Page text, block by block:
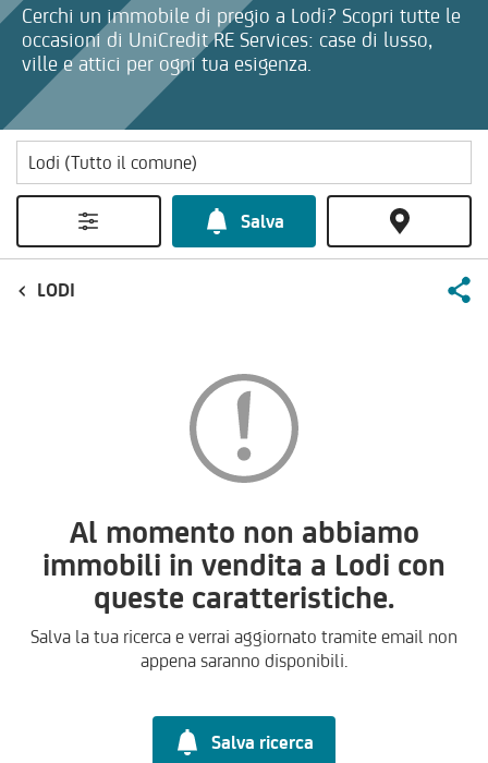
Cerchi un immobile di pregio a Lodi? Scopri tutte le
occasioni di UniCredit RE Services: case di lusso,
ville e attici per ogni tua esigenza.
Salva
LODI
Al momento non abbiamo
immobili in vendita a Lodi con
queste caratteristiche.
Salva la tua ricerca e verrai aggiornato tramite email non
appena saranno disponibili.
Salva ricerca